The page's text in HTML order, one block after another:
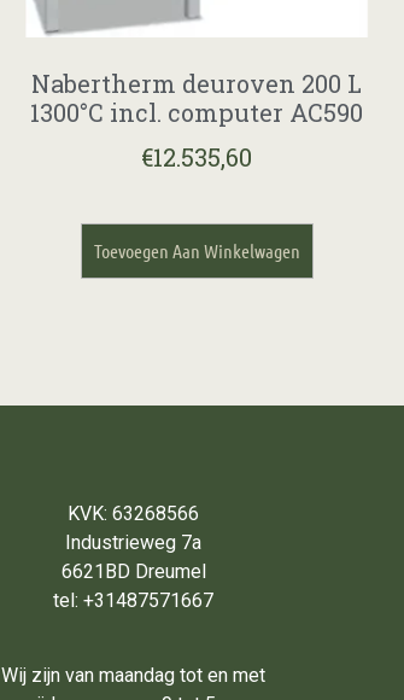
Nabertherm deuroven 200 L
1300°C incl. computer AC590
€12.535,60
Toevoegen Aan Winkelwagen
KVK: 63268566
Industrieweg 7a
6621BD Dreumel
tel: +31487571667
Wij zijn van maandag tot en met